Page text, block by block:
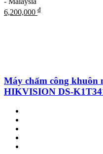
6,200,000 ₫
Máy chấm công khuôn
HIKVISION DS-